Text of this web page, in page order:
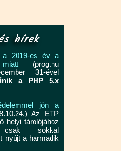
hírek
a 2019-es év a
(prog.hu
31-ével
a PHP 5.x
jön a
Az ETP
helyi tárolójához
csak sokkal
nyújt a harmadik